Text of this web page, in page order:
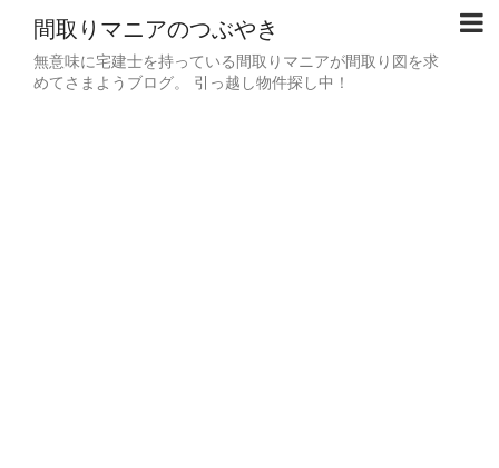
間取りマニアのつぶやき
無意味に宅建士を持っている間取りマニアが間取り図を求
めてさまようブログ。 引っ越し物件探し中！